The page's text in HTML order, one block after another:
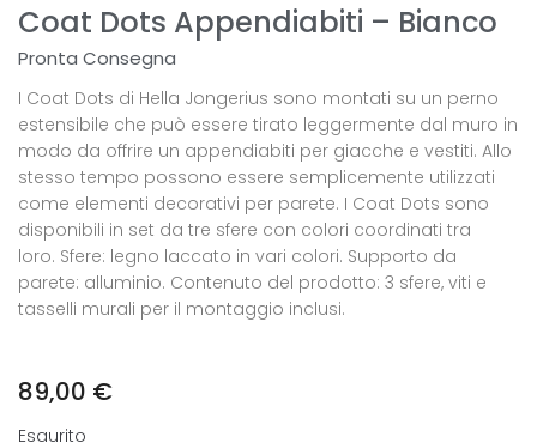
Coat Dots Appendiabiti – Bianco
Pronta Consegna
I Coat Dots di Hella Jongerius sono montati su un perno
estensibile che può essere tirato leggermente dal muro in
modo da offrire un appendiabiti per giacche e vestiti. Allo
stesso tempo possono essere semplicemente utilizzati
come elementi decorativi per parete. I Coat Dots sono
disponibili in set da tre sfere con colori coordinati tra
loro. Sfere: legno laccato in vari colori. Supporto da
parete: alluminio. Contenuto del prodotto: 3 sfere, viti e
tasselli murali per il montaggio inclusi.
89,00 €
Esaurito